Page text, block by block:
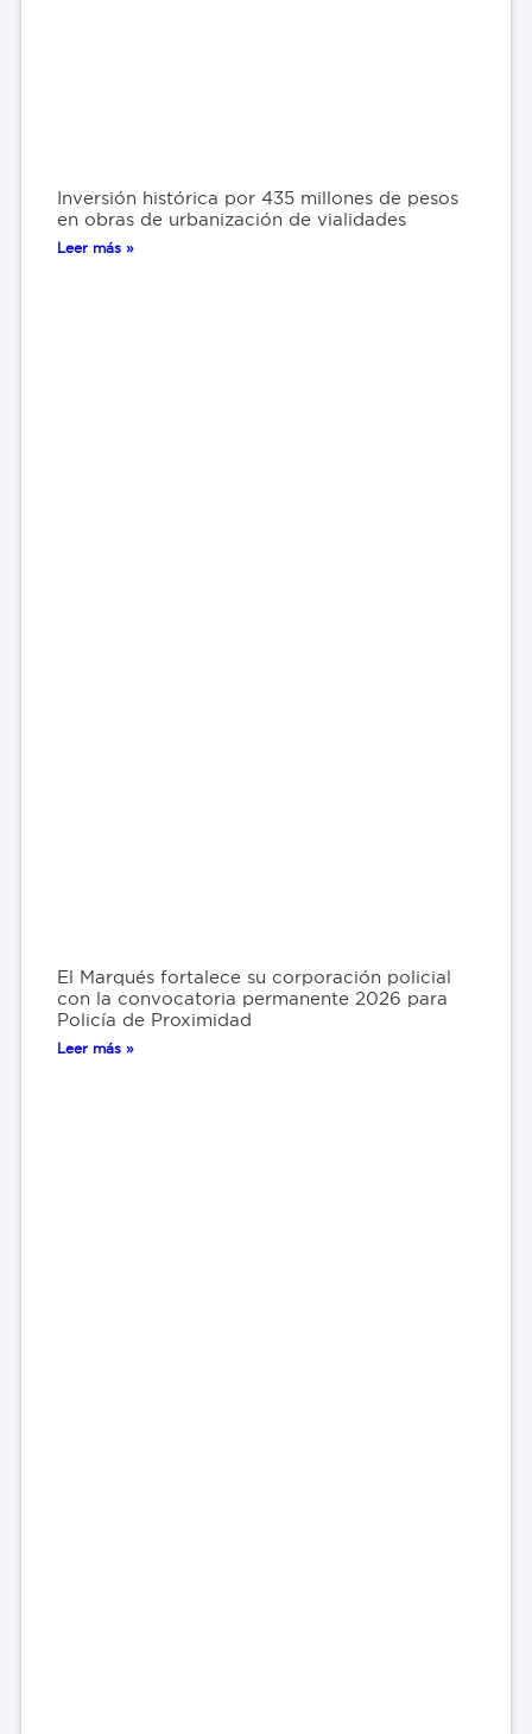
Inversión histórica por 435 millones de pesos
en obras de urbanización de vialidades
Leer más »
El Marqués fortalece su corporación policial
con la convocatoria permanente 2026 para
Policía de Proximidad
Leer más »